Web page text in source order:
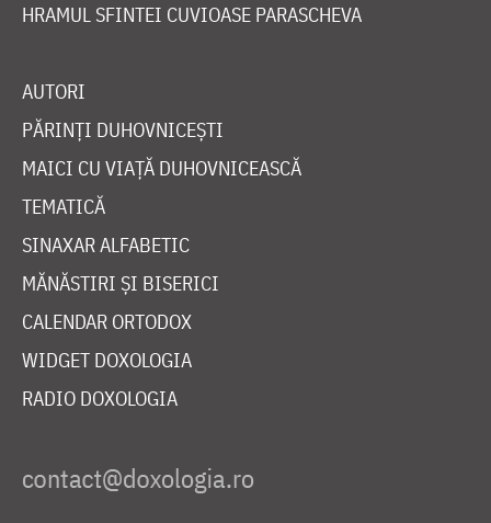
HRAMUL SFINTEI CUVIOASE PARASCHEVA
AUTORI
PĂRINȚI DUHOVNICEȘTI
MAICI CU VIAȚĂ DUHOVNICEASCĂ
TEMATICĂ
SINAXAR ALFABETIC
MĂNĂSTIRI ȘI BISERICI
CALENDAR ORTODOX
WIDGET DOXOLOGIA
RADIO DOXOLOGIA